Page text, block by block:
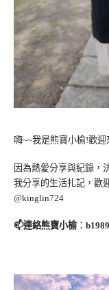
嗨~~我是熊寶小榆!歡迎
因為熱愛分享與紀錄，
我分享的生活扎記，歡
@kinglin724
📫連絡熊寶小榆：